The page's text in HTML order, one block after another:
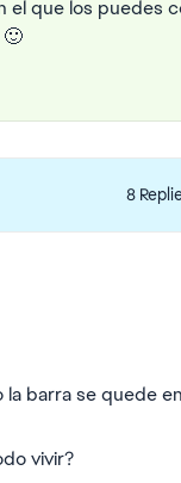
el que los puedes
8
barra se quede
vivir?